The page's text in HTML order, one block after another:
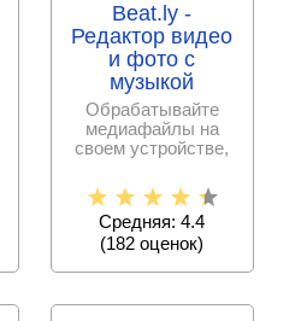
Beat.ly -
Редактор видео
и фото с
музыкой
Обрабатывайте
медиафайлы на
своем устройстве,
музыкальное
Средняя: 4.4
(182 оценок)